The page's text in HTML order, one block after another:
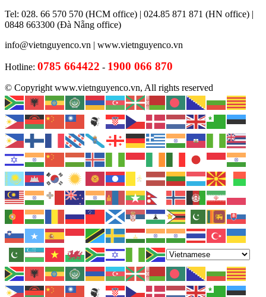
Tel: 028. 66 570 570 (HCM office) | 024.85 871 871 (HN office) |
0848 663300 (Đà Nẵng office)
info@vietnguyenco.vn | www.vietnguyenco.vn
Hotline: 0785 664422 - 1900 066 870
© Copyright www.vietnguyenco.vn, All rights reserved